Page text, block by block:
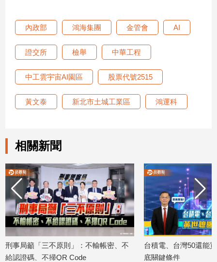
內政部 鴻海集團 金管會 AI
證交所 檢舉 中華工程
中工雲宇宙AI園區 股票代號2515
黃文泰 新北市土城工業區 鴻運科
相關新聞
刑事局籲「三不原則」：不輸帳密、不
給認證碼、不掃QR Code
台積電、台灣50還能
底關鍵條件